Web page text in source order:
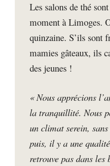
Les salons de thé
moment à Limoges.
quinzaine. S’ils sont
mamies gâteaux, ils
des jeunes !
« Nous apprécions
la tranquillité. Nous
un climat serein,
puis, il y a une
retrouve pas dans